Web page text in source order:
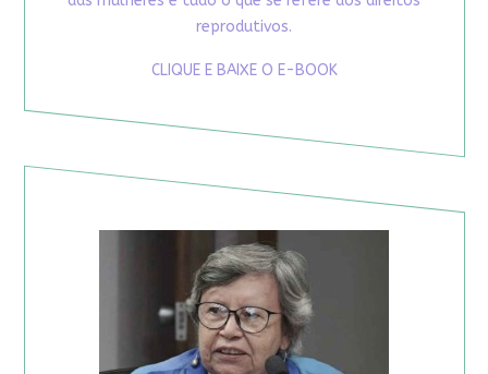
reprodutivos.
CLIQUE E BAIXE O E-BOOK